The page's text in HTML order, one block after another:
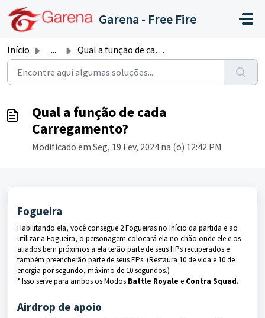
Ir para o conteúdo principal
Garena - Free Fire
Início ... Qual a função de cada Carregamento?
Qual a função de cada
Carregamento?
Modificado em Seg, 19 Fev, 2024 na (o) 12:42 PM
Fogueira
Habilitando ela, você consegue 2 Fogueiras no Início da partida e ao
utilizar a Fogueira, o personagem colocará ela no chão onde ele e os
aliados bem próximos a ela terão parte de seus HPs recuperados e
também preencherão parte de seus EPs. (Restaura 10 de vida e 10 de
energia por segundo, máximo de 10 segundos.)
* Isso serve para ambos os Modos Battle Royale e Contra Squad.
Airdrop de apoio